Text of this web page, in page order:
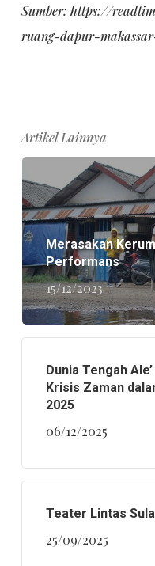
Sumber: https://
ruang-dapur-
Artikel Lainnya
Merasakan
Performans
15/12/2023
Dunia Tengah
Krisis Zaman
2025
06/12/2025
Teater Lintas
25/09/2025